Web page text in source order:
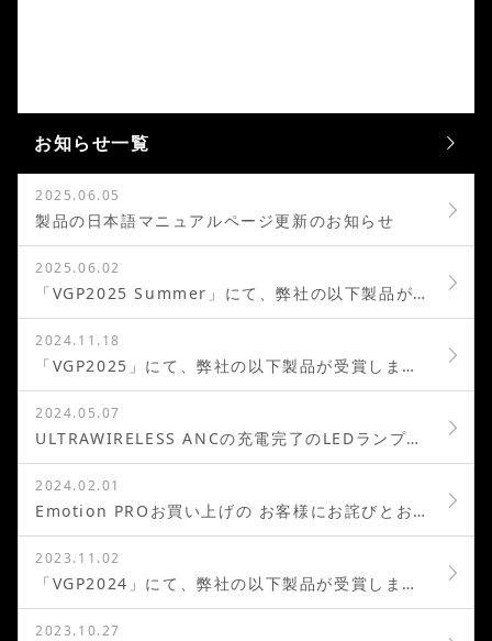
お知らせ一覧
2025.06.05
製品の日本語マニュアルページ更新のお知らせ
2025.06.02
「VGP2025 Summer」にて、弊社の以下製品が受賞しました
2024.11.18
「VGP2025」にて、弊社の以下製品が受賞しました
2024.05.07
ULTRAWIRELESS ANCの充電完了のLEDランプの 状態につきまして
2024.02.01
Emotion PROお買い上げの お客様にお詫びとお知らせがございます
2023.11.02
「VGP2024」にて、弊社の以下製品が受賞しました
2023.10.27